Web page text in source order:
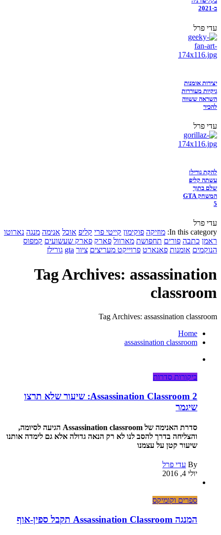
ב-2021
עדי פרל
יצירות אומנות
גיקיות מעוררות
השראה ששווה
להכיר
עדי פרל
להקת גורילז
עשתה קליפ
שלם בתוך
המשחק GTA
5
עדי פרל
In this category: מוזיקה פוקימון קייטי פרי קליפ אוכל אנימה מנגה נארוטו
ראמן כתבה פורים תחפושת מארוול פארק פארק שעשועים קמפוס
הנוקמים אומנות פאנארט פרוייקט מעריצים ציור gta גורילז
Tag Archives: assassination
classroom
Tag Archives: assassination classroom
Home
assassination classroom
ביקורות סדרות
Assassination Classroom 2: שיעור שלא תרצו
שיגמר
סדרת האנימה של Assassination classroom הגיעה לסיומה,
והצליחה בדרך להסב לנו לא רק הנאה גדולה אלא גם לימדה אותנו
שיעור קטן על עצמנו
By עדי פרל
יולי 4, 2016
ספרים וקומיקס
המנגה Assassination Classroom תקבל ספין-אוף